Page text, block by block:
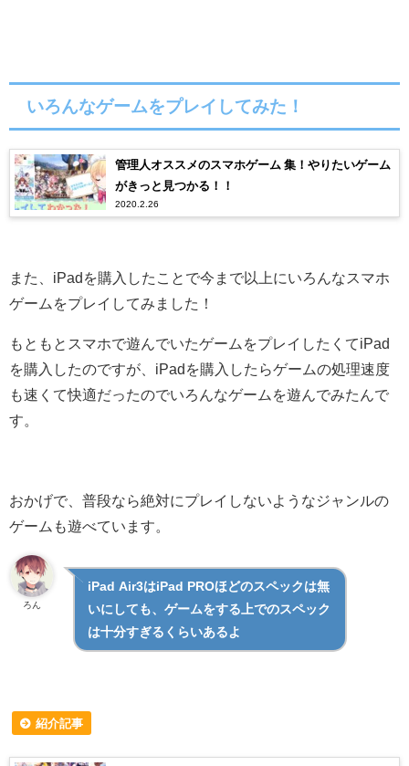
いろんなゲームをプレイしてみた！
管理人オススメのスマホゲーム 集！やりたいゲーム
がきっと見つかる！！
2020.2.26
また、iPadを購入したことで今まで以上にいろんなスマホ
ゲームをプレイしてみました！
もともとスマホで遊んでいたゲームをプレイしたくてiPad
を購入したのですが、iPadを購入したらゲームの処理速度
も速くて快適だったのでいろんなゲームを遊んでみたんで
す。
おかげで、普段なら絶対にプレイしないようなジャンルの
ゲームも遊べています。
ろん
iPad Air3はiPad PROほどのスペックは無
いにしても、ゲームをする上でのスペック
は十分すぎるくらいあるよ
紹介記事